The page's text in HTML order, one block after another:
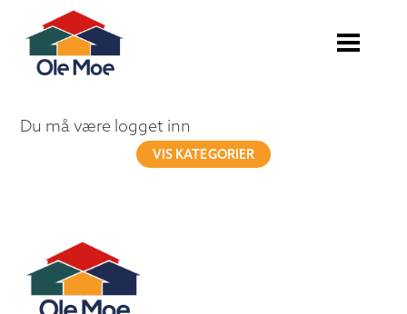
Du må være logget inn
VIS KATEGORIER